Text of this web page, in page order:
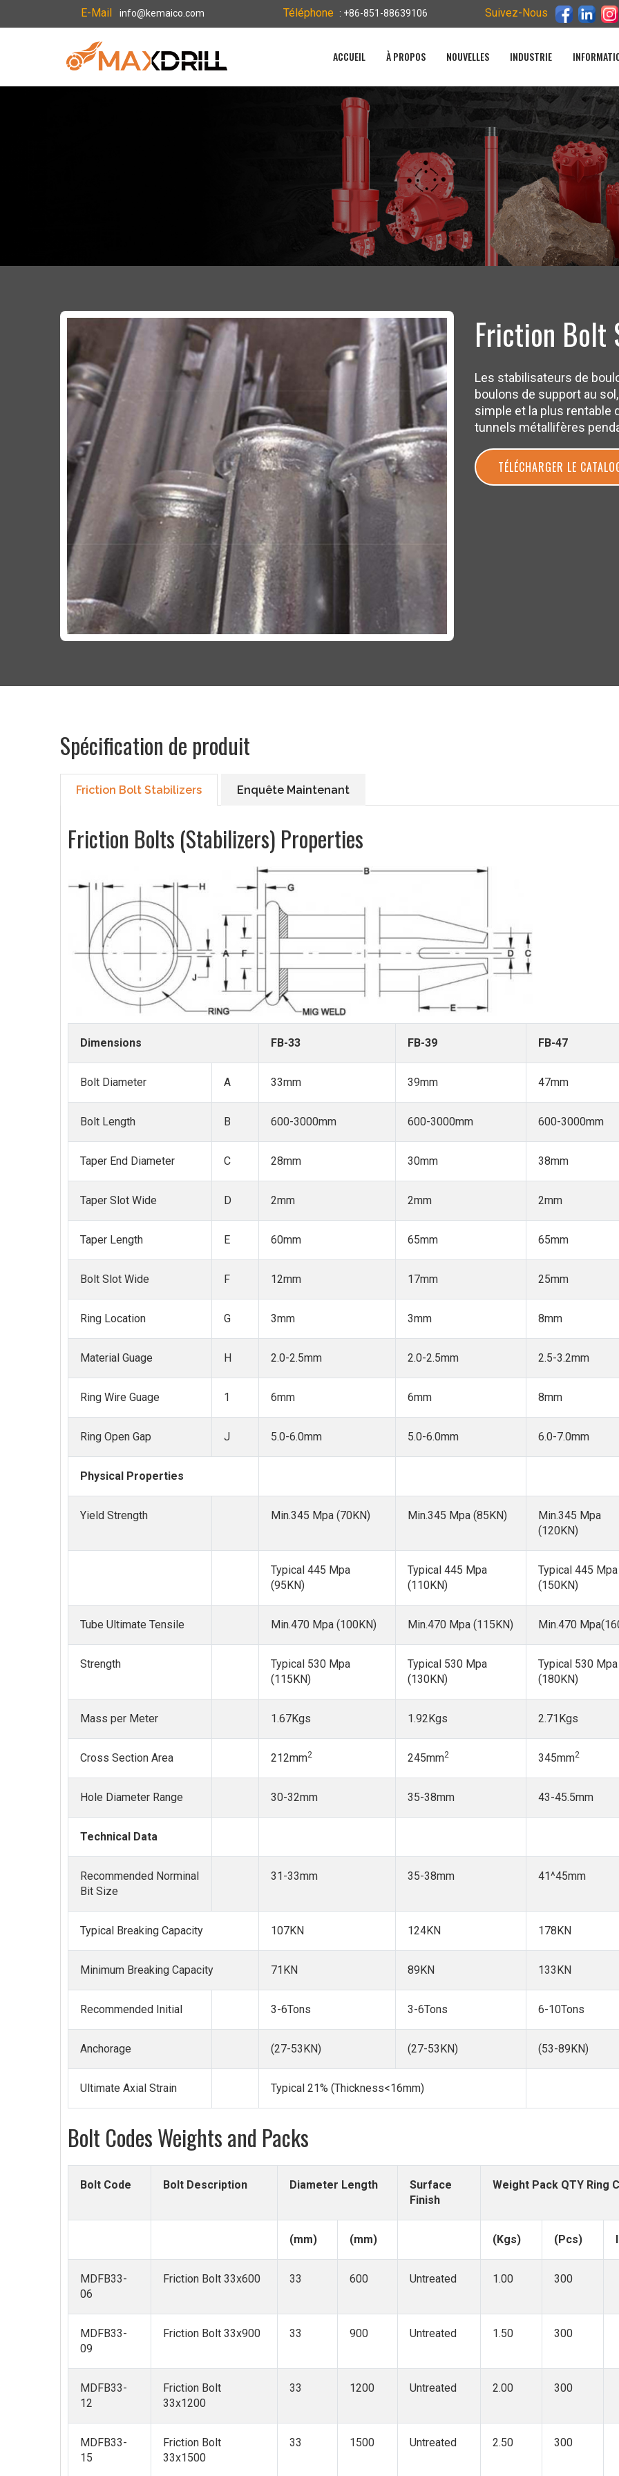
E-Mail info@kemaico.com Téléphone : +86-851-88639106 Suivez-Nous
ACCUEIL À PROPOS NOUVELLES INDUSTRIE
Friction Bolt
Les stabilisateurs de
boulons de support au
simple et la plus rentable
tunnels métallifères
TÉLÉCHARGER LE
Spécification de produit
Friction Bolt Stabilizers Enquête Maintenant
Friction Bolts (Stabilizers) Properties
Dimensions FB-33 FB-39 FB-47
Bolt Diameter A 33mm 39mm 47mm
Bolt Length B 600-3000mm 600-3000mm 600-3000mm
Taper End Diameter C 28mm 30mm 38mm
Taper Slot Wide D 2mm 2mm 2mm
Taper Length E 60mm 65mm 65mm
Bolt Slot Wide F 12mm 17mm 25mm
Ring Location G 3mm 3mm 8mm
Material Guage H 2.0-2.5mm 2.0-2.5mm 2.5-3.2mm
Ring Wire Guage 1 6mm 6mm 8mm
Ring Open Gap J 5.0-6.0mm 5.0-6.0mm 6.0-7.0mm
Physical Properties
Yield Strength Min.345 Mpa (70KN) Min.345 Mpa (85KN)
Min.345 Mpa
(120KN)
Typical 445 Mpa
(95KN)
Typical 445 Mpa
(110KN)
Typical 445 Mpa
(150KN)
Tube Ultimate Tensile Min.470 Mpa (100KN) Min.470 Mpa (115KN) Min.470
Strength
Typical 530 Mpa
(115KN)
Typical 530 Mpa
(130KN)
Typical 530 Mpa
(180KN)
Mass per Meter 1.67Kgs 1.92Kgs 2.71Kgs
Cross Section Area 212mm2 245mm2 345mm2
Hole Diameter Range 30-32mm 35-38mm 43-45.5mm
Technical Data
Recommended Norminal
Bit Size
31-33mm 35-38mm 41^45mm
Typical Breaking Capacity 107KN 124KN 178KN
Minimum Breaking Capacity 71KN 89KN 133KN
Recommended Initial 3-6Tons 3-6Tons 6-10Tons
Anchorage (27-53KN) (27-53KN) (53-89KN)
Ultimate Axial Strain Typical 21% (Thickness<16mm)
Bolt Codes Weights and Packs
Bolt Code Bolt Description Diameter Length
Surface
Finish
Weight Pack QTY Ring
(mm) (mm) (Kgs) (Pcs)
MDFB33-
06
Friction Bolt 33x600 33 600 Untreated 1.00 300
MDFB33-
09
Friction Bolt 33x900 33 900 Untreated 1.50 300
MDFB33-
12
Friction Bolt
33x1200
33 1200 Untreated 2.00 300
MDFB33-
15
Friction Bolt
33x1500
33 1500 Untreated 2.50 300